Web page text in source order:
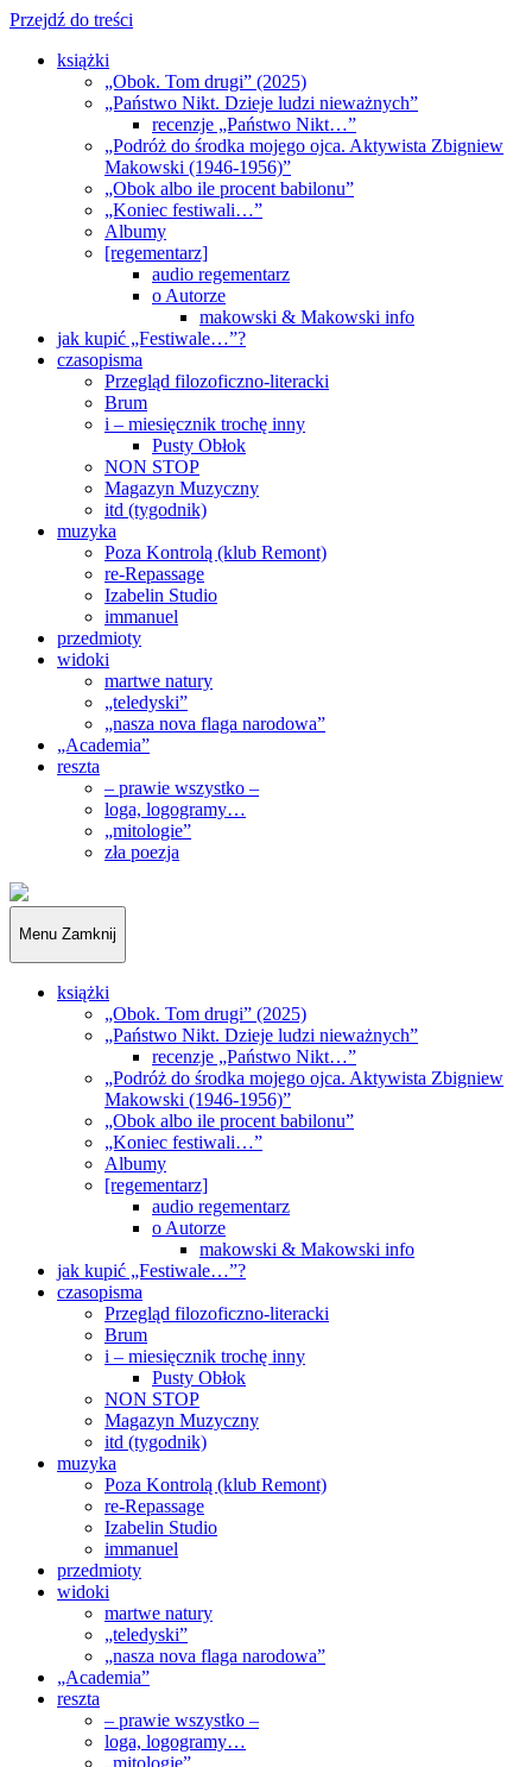
Przejdź do treści
książki
„Obok. Tom drugi” (2025)
„Państwo Nikt. Dzieje ludzi nieważnych”
recenzje „Państwo Nikt…”
„Podróż do środka mojego ojca. Aktywista Zbigniew
Makowski (1946-1956)”
„Obok albo ile procent babilonu”
„Koniec festiwali…”
Albumy
[regementarz]
audio regementarz
o Autorze
makowski & Makowski info
jak kupić „Festiwale…”?
czasopisma
Przegląd filozoficzno-literacki
Brum
i – miesięcznik trochę inny
Pusty Obłok
NON STOP
Magazyn Muzyczny
itd (tygodnik)
muzyka
Poza Kontrolą (klub Remont)
re-Repassage
Izabelin Studio
immanuel
przedmioty
widoki
martwe natury
„teledyski”
„nasza nova flaga narodowa”
„Academia”
reszta
– prawie wszystko –
loga, logogramy…
„mitologie”
zła poezja
„Obywatele…”
Menu Zamknij
książki
„Obok. Tom drugi” (2025)
„Państwo Nikt. Dzieje ludzi nieważnych”
recenzje „Państwo Nikt…”
„Podróż do środka mojego ojca. Aktywista Zbigniew
Makowski (1946-1956)”
„Obok albo ile procent babilonu”
„Koniec festiwali…”
Albumy
[regementarz]
audio regementarz
o Autorze
makowski & Makowski info
jak kupić „Festiwale…”?
czasopisma
Przegląd filozoficzno-literacki
Brum
i – miesięcznik trochę inny
Pusty Obłok
NON STOP
Magazyn Muzyczny
itd (tygodnik)
muzyka
Poza Kontrolą (klub Remont)
re-Repassage
Izabelin Studio
immanuel
przedmioty
widoki
martwe natury
„teledyski”
„nasza nova flaga narodowa”
„Academia”
reszta
– prawie wszystko –
loga, logogramy…
„mitologie”